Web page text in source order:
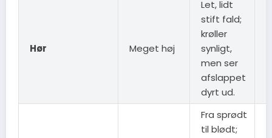
Hør Meget høj
Let, lidt
stift fald;
krøller
synligt,
men ser
afslappet
dyrt ud.
Fra sprødt
til blødt;